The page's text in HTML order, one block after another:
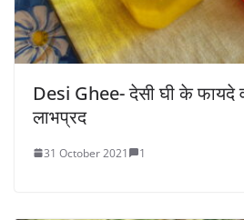
Desi Ghee- देसी घी के फायदे
लाभप्रद
31 October 2021 1